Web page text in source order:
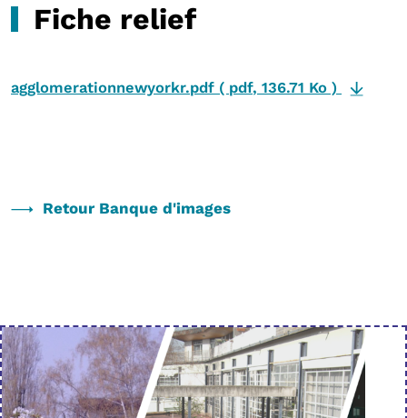
Fiche relief
agglomerationnewyorkr.pdf ( pdf, 136.71 Ko )
Retour Banque d'images